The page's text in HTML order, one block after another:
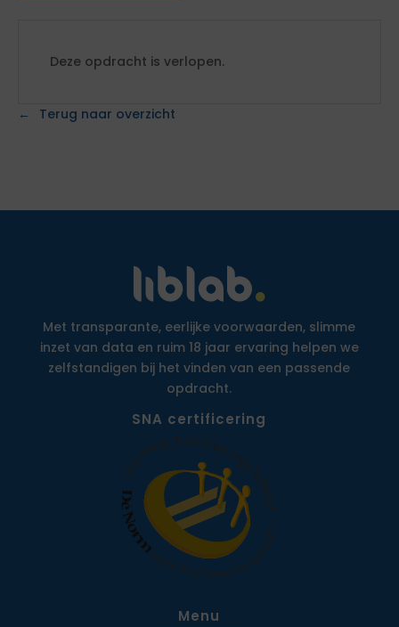
Deze opdracht is verlopen.
Terug naar overzicht
Met transparante, eerlijke voorwaarden, slimme
inzet van data en ruim 18 jaar ervaring helpen we
zelfstandigen bij het vinden van een passende
opdracht.
SNA certificering
Menu